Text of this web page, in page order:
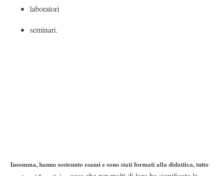
laboratori
seminari.
Insomma, hanno sostenuto esami e sono stati formati alla didattica, tutto